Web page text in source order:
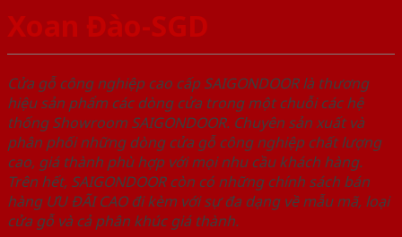
Xoan Đào-SGD
Cửa gỗ công nghiệp cao cấp SAIGONDOOR là thương
hiệu sản phẩm các dòng cửa trong một chuỗi các hệ
thống Showroom SAIGONDOOR. Chuyên sản xuất và
phân phối những dòng cửa gỗ công nghiệp chất lượng
cao, giá thành phù hợp với mọi nhu cầu khách hàng.
Trên hết, SAIGONDOOR còn có những chính sách bán
hàng ƯU ĐÃI CAO đi kèm với sự đa dạng về mẫu mã, loại
cửa gỗ và cả phân khúc giá thành.